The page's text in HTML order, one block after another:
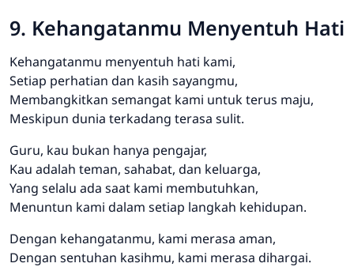
9. Kehangatanmu Menyentuh Hati
Kehangatanmu menyentuh hati kami,
Setiap perhatian dan kasih sayangmu,
Membangkitkan semangat kami untuk terus maju,
Meskipun dunia terkadang terasa sulit.
Guru, kau bukan hanya pengajar,
Kau adalah teman, sahabat, dan keluarga,
Yang selalu ada saat kami membutuhkan,
Menuntun kami dalam setiap langkah kehidupan.
Dengan kehangatanmu, kami merasa aman,
Dengan sentuhan kasihmu, kami merasa dihargai.